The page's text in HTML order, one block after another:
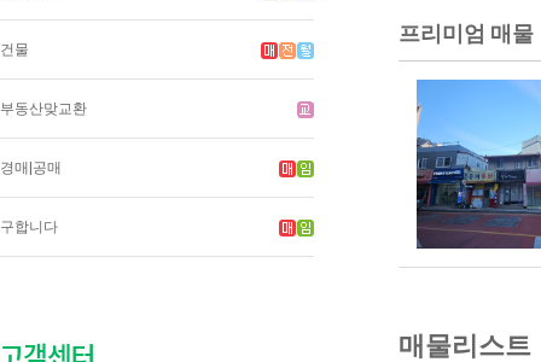
건물
부동산맞교환
경매|공매
구합니다
프리미엄 매물
매물리스트